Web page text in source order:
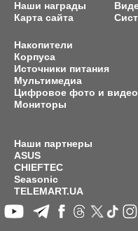
Наши награды
Карта сайта
Накопители
Корпуса
Источники питания
Мультимедиа
Цифровое фото и видео
Мониторы
Наши партнеры
ASUS
CHIEFTEC
Seasonic
TELEMART.UA